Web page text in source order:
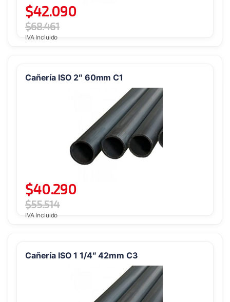
$42.090
$68.461
IVA Incluido
Cañería ISO 2″ 60mm C1
$40.290
$55.514
IVA Incluido
Cañería ISO 1 1/4″ 42mm C3